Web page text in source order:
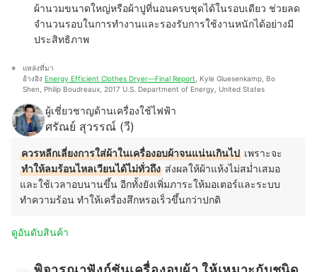
ผ้านวมขนาดใหญ่หรือผ้าปูที่นอนครบชุดได้ในรอบเดียว ช่วยลด
จำนวนรอบในการทำงานและรองรับการใช้งานหนักได้อย่างมี
ประสิทธิภาพ
แหล่งที่มา
อ้างอิง Energy Efficient Clothes Dryer—Final Report , Kyle Gluesenkamp, Bo
Shen, Philip Boudreaux, 2017 U.S. Department of Energy, United States
ผู้เชี่ยวชาญด้านเครื่องใช้ไฟฟ้า
ศรัณย์ สุวรรณ์ (วี)
ควรหลีกเลี่ยงการใส่ผ้าในเครื่องอบผ้าจนแน่นเกินไป เพราะจะ
ทำให้ลมร้อนไหลเวียนได้ไม่ทั่วถึง ส่งผลให้ผ้าแห้งไม่สม่ำเสมอ
และใช้เวลาอบนานขึ้น อีกทั้งยังเพิ่มภาระให้มอเตอร์และระบบ
ทำความร้อน ทำให้เครื่องสึกหรอเร็วขึ้นกว่าปกติ
ดูอันดับสินค้า